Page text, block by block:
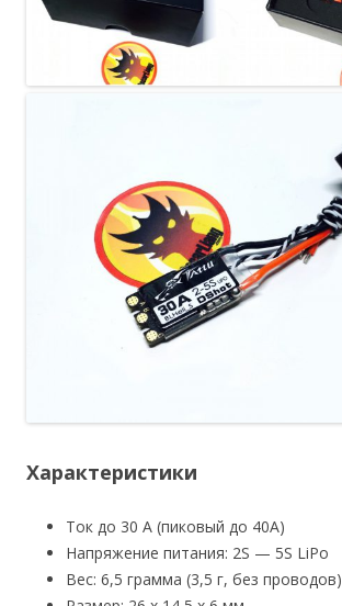
Характеристики
Ток до 30 А (пиковый до 40А)
Напряжение питания: 2S — 5S LiPo
Вес: 6,5 грамма (3,5 г, без проводов)